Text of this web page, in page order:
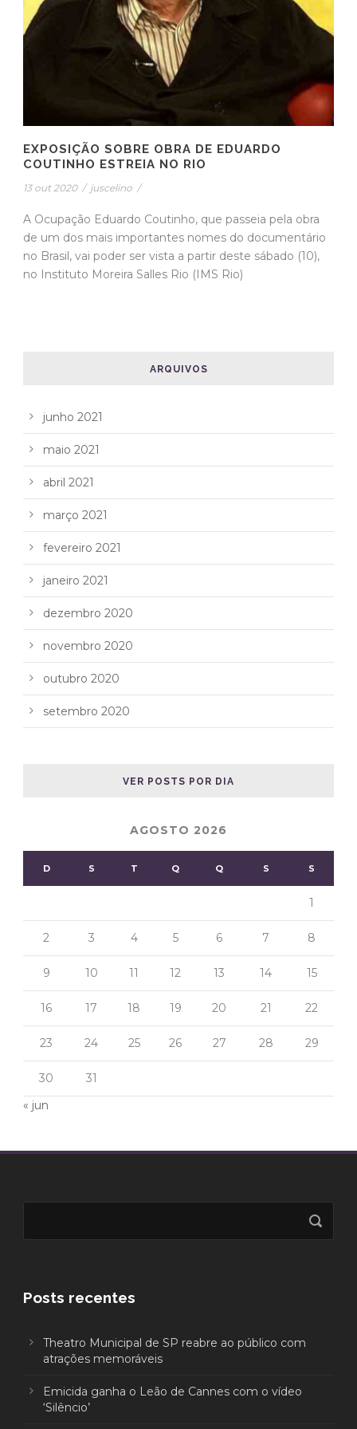
EXPOSIÇÃO SOBRE OBRA DE EDUARDO
COUTINHO ESTREIA NO RIO
13 out 2020 / juscelino /
A Ocupação Eduardo Coutinho, que passeia pela obra
de um dos mais importantes nomes do documentário
no Brasil, vai poder ser vista a partir deste sábado (10),
no Instituto Moreira Salles Rio (IMS Rio)
ARQUIVOS
junho 2021
maio 2021
abril 2021
março 2021
fevereiro 2021
janeiro 2021
dezembro 2020
novembro 2020
outubro 2020
setembro 2020
VER POSTS POR DIA
AGOSTO 2026
D S T Q Q S S
1
2 3 4 5 6 7 8
9 10 11 12 13 14 15
16 17 18 19 20 21 22
23 24 25 26 27 28 29
30
31
« jun
Posts recentes
Theatro Municipal de SP reabre ao público com
atrações memoráveis
Emicida ganha o Leão de Cannes com o vídeo
‘Silêncio’